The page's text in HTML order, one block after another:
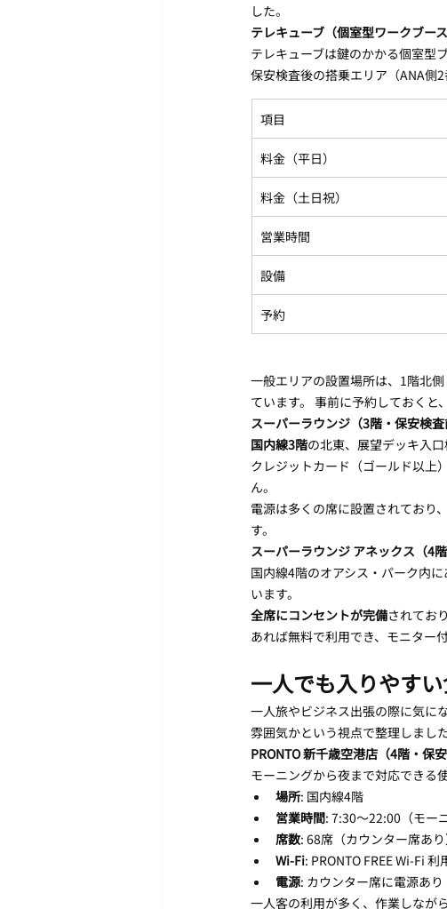
した。
テレキューブ（個室型ワークブース
テレキューブは鍵のかかる個室型
保安検査後の搭乗エリア（ANA側
項目
料金（平日）
料金（土日祝）
営業時間
設備
予約
一般エリアの設置場所は、1階北
ています。 事前に予約しておくと
スーパーラウンジ（3階・保安検査
国内線3階の北東、展望デッキ入
クレジットカード（ゴールド以上
ん。
電源は多くの席に設置されており
す。
スーパーラウンジ アネックス（4
国内線4階のオアシス・パーク内
います。
全席にコンセントが完備されてお
あれば無料で利用でき、モニター
一人でも入りやす
一人旅やビジネス出張の際に気に
雰囲気かという視点で整理しました
PRONTO 新千歳空港店（4階・保安
モーニングから夜まで対応できる
場所: 国内線4階
営業時間: 7:30〜22:00（モー
席数: 68席（カウンター席あり
Wi-Fi: PRONTO FREE Wi-Fi 利
電源: カウンター席に電源あり
一人客の利用が多く、作業しなが